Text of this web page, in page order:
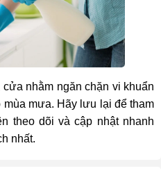
nhằm ngăn chặn vi khuẩn
mưa. Hãy lưu lại để tham
theo dõi và cập nhật nhanh
nhất.